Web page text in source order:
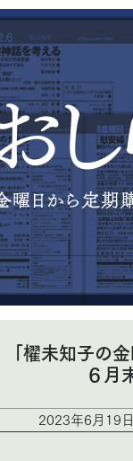
「櫂未知子の
６月
2023年6月19